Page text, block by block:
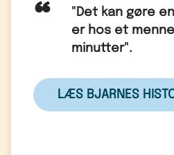
"Det kan gøre
er hos et
minutter".
LÆS BJARNES